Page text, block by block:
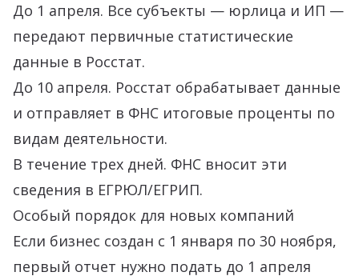
До 1 апреля. Все субъекты — юрлица и ИП —
передают первичные статистические
данные в Росстат.
До 10 апреля. Росстат обрабатывает данные
и отправляет в ФНС итоговые проценты по
видам деятельности.
В течение трех дней. ФНС вносит эти
сведения в ЕГРЮЛ/ЕГРИП.
Особый порядок для новых компаний
Если бизнес создан с 1 января по 30 ноября,
первый отчет нужно подать до 1 апреля